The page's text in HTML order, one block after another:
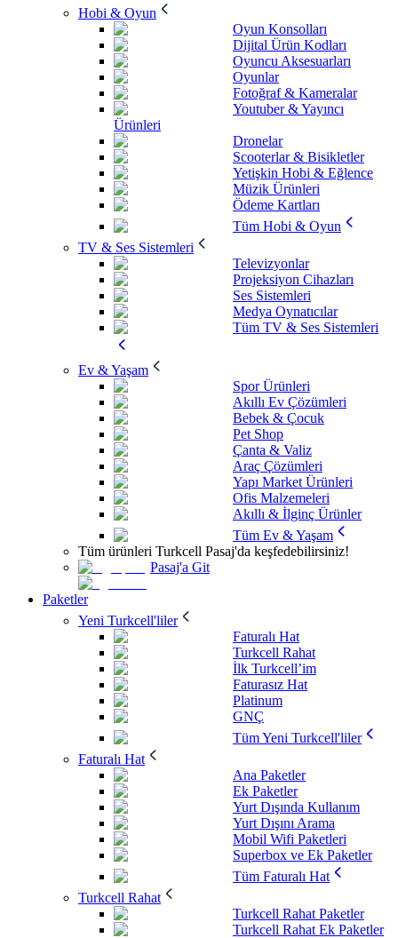
Hobi & Oyun
Oyun Konsolları
Dijital Ürün Kodları
Oyuncu Aksesuarları
Oyunlar
Fotoğraf & Kameralar
Youtuber & Yayıncı
Ürünleri
Dronelar
Scooterlar & Bisikletler
Yetişkin Hobi & Eğlence
Müzik Ürünleri
Ödeme Kartları
Tüm Hobi & Oyun
TV & Ses Sistemleri
Televizyonlar
Projeksiyon Cihazları
Ses Sistemleri
Medya Oynatıcılar
Tüm TV & Ses Sistemleri
Ev & Yaşam
Spor Ürünleri
Akıllı Ev Çözümleri
Bebek & Çocuk
Pet Shop
Çanta & Valiz
Araç Çözümleri
Yapı Market Ürünleri
Ofis Malzemeleri
Akıllı & İlginç Ürünler
Tüm Ev & Yaşam
Tüm ürünleri Turkcell Pasaj'da keşfedebilirsiniz!
Pasaj'a Git
Paketler
Yeni Turkcell'liler
Faturalı Hat
Turkcell Rahat
İlk Turkcell’im
Faturasız Hat
Platinum
GNÇ
Tüm Yeni Turkcell'liler
Faturalı Hat
Ana Paketler
Ek Paketler
Yurt Dışında Kullanım
Yurt Dışını Arama
Mobil Wifi Paketleri
Superbox ve Ek Paketler
Tüm Faturalı Hat
Turkcell Rahat
Turkcell Rahat Paketler
Turkcell Rahat Ek Paketler